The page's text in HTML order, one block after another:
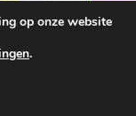
op onze website
.